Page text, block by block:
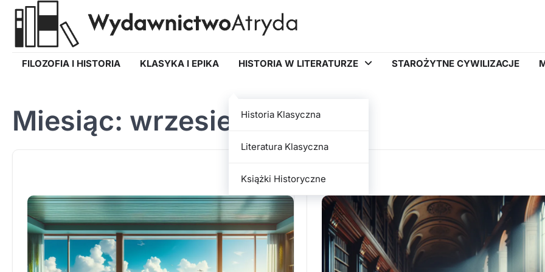
Skip
FILOZOFIA I HISTORIA KLASYKA I EPIKA HISTORIA W LITERATURZE
Historia Klasyczna
Literatura Klasyczna
Książki Historyczne
STAROŻYTNE CYWILIZACJE
Miesiąc: wrzesień 2025